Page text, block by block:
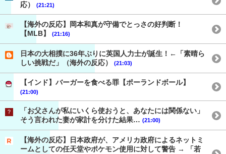
応）
(21:21)
【海外の反応】岡本和真が守備でとっさの好判断！
【MLB】
(21:16)
日本の大相撲に36年ぶりに英国人力士が誕生！←「素晴ら
しい挑戦だ」（海外の反応）
(21:03)
【インド】バーガーを食べる罪【ポーランドボール】
(21:00)
「お父さんが私にいくら使おうと、あなたには関係ない」
そう言われた妻が家計を分けた結果… (21:00)
【海外の反応】日本政府が、アメリカ政府によるネットミ
ームとしての任天堂やポケモン使用に対して警告 → 「若